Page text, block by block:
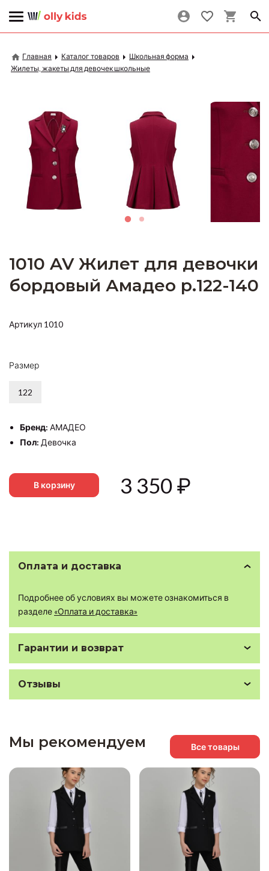
Главная Каталог товаров
Школьная форма
Жилеты, жакеты для девочек школьные
1010 AV Жилет для девочки
бордовый Амадео р.122-140
Артикул 1010
Размер
122
Бренд: АМАДЕО
Пол: Девочка
В корзину 3 350₽
Оплата и доставка
Подробнее об условиях вы можете ознакомиться в
разделе «Оплата и доставка»
Гарантии и возврат
Отзывы
Мы рекомендуем Все товары